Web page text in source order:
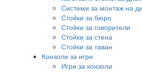
Системи за монтаж на
Стойки за бюро
Стойки за говорители
Стойки за стена
Стойки за таван
Конзоли за игри
Игри за конзоли